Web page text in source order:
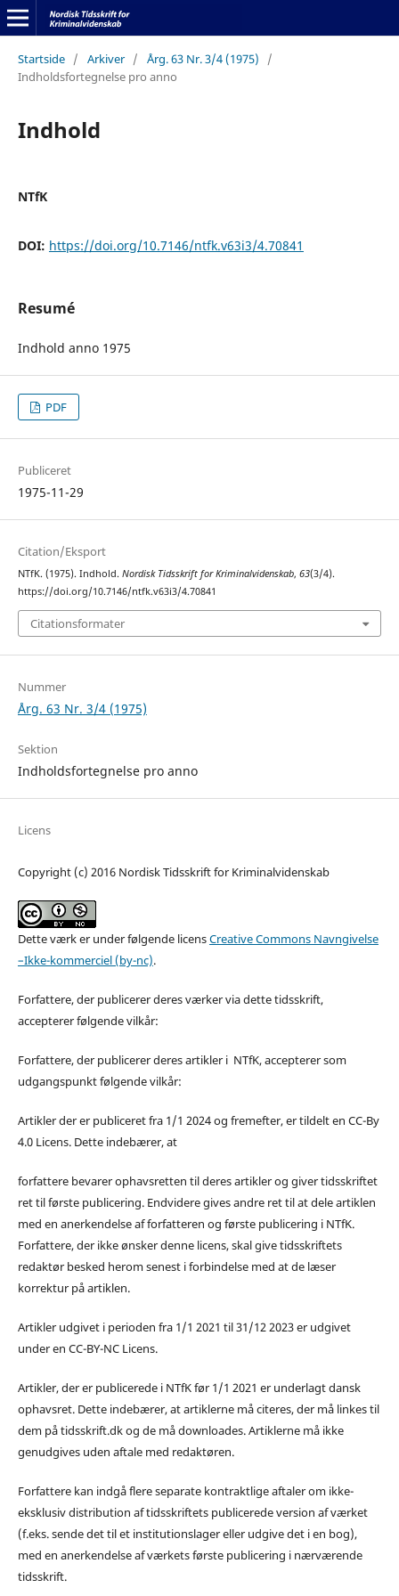
Startside / Arkiver / Årg. 63 Nr. 3/4 (1975)
/
Indholdsfortegnelse pro anno
Indhold
NTfK
DOI: https://doi.org/10.7146/ntfk.v63i3/4.70841
Resumé
Indhold anno 1975
PDF
Publiceret
1975-11-29
Citation/Eksport
NTfK. (1975). Indhold. Nordisk Tidsskrift for Kriminalvidenskab, 63(3/4).
https://doi.org/10.7146/ntfk.v63i3/4.70841
Citationsformater
Nummer
Årg. 63 Nr. 3/4 (1975)
Sektion
Indholdsfortegnelse pro anno
Licens
Copyright (c) 2016 Nordisk Tidsskrift for Kriminalvidenskab
Dette værk er under følgende licensCreative Commons Navngivelse
–Ikke-kommerciel (by-nc).
Forfattere, der publicerer deres værker via dette tidsskrift,
accepterer følgende vilkår:
Forfattere, der publicerer deres artikler i NTfK, accepterer som
udgangspunkt følgende vilkår:
Artikler der er publiceret fra 1/1 2024 og fremefter, er tildelt en CC-By
4.0 Licens. Dette indebærer, at
forfattere bevarer ophavsretten til deres artikler og giver tidsskriftet
ret til første publicering. Endvidere gives andre ret til at dele artiklen
med en anerkendelse af forfatteren og første publicering i NTfK.
Forfattere, der ikke ønsker denne licens, skal give tidsskriftets
redaktør besked herom senest i forbindelse med at de læser
korrektur på artiklen.
Artikler udgivet i perioden fra 1/1 2021 til 31/12 2023 er udgivet
under en CC-BY-NC Licens.
Artikler, der er publicerede i NTfK før 1/1 2021 er underlagt dansk
ophavsret. Dette indebærer, at artiklerne må citeres, der må linkes til
dem på tidsskrift.dk og de må downloades. Artiklerne må ikke
genudgives uden aftale med redaktøren.
Forfattere kan indgå flere separate kontraktlige aftaler om ikke-
eksklusiv distribution af tidsskriftets publicerede version af værket
(f.eks. sende det til et institutionslager eller udgive det i en bog),
med en anerkendelse af værkets første publicering i nærværende
tidsskrift.